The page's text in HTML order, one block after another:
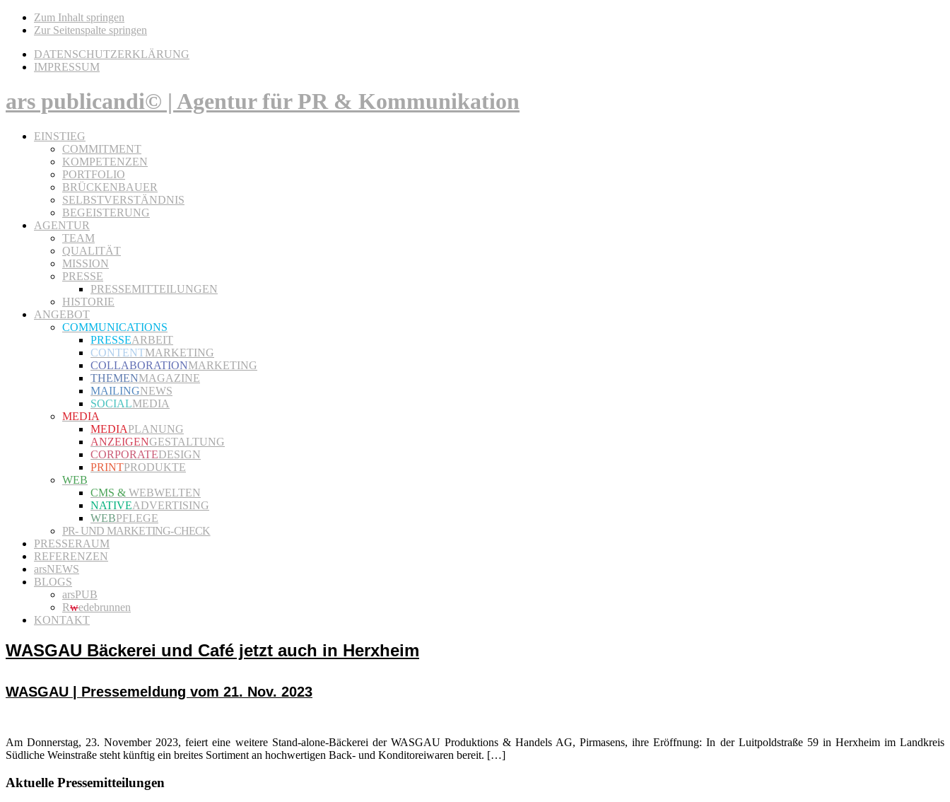
Zum Inhalt springen
Zur Seitenspalte springen
DATENSCHUTZERKLÄRUNG
IMPRESSUM
ars publicandi© | Agentur für PR & Kommunikation
EINSTIEG
COMMITMENT
KOMPETENZEN
PORTFOLIO
BRÜCKENBAUER
SELBSTVERSTÄNDNIS
BEGEISTERUNG
AGENTUR
TEAM
QUALITÄT
MISSION
PRESSE
PRESSEMITTEILUNGEN
HISTORIE
ANGEBOT
COMMUNICATIONS
PRESSEARBEIT
CONTENTMARKETING
COLLABORATIONMARKETING
THEMENMAGAZINE
MAILINGNEWS
SOCIALMEDIA
MEDIA
MEDIAPLANUNG
ANZEIGENGESTALTUNG
CORPORATEDESIGN
PRINTPRODUKTE
WEB
CMS & WEBWELTEN
NATIVEADVERTISING
WEBPFLEGE
PR- UND MARKETING-CHECK
PRESSERAUM
REFERENZEN
arsNEWS
BLOGS
arsPUB
Rwedebrunnen
KONTAKT
WASGAU Bäckerei und Café jetzt auch in Herxheim
WASGAU | Pressemeldung vom 21. Nov. 2023
Am Donnerstag, 23. November 2023, feiert eine weitere Stand-alone-Bäckerei der WASGAU Produktions & Handels AG, Pirmasens, ihre Eröffnung: In der Luitpoldstraße 59 in Herxheim im Landkreis
Südliche Weinstraße steht künftig ein breites Sortiment an hochwertigen Back- und Konditoreiwaren bereit. […]
Seitenspalte
Aktuelle Pressemitteilungen